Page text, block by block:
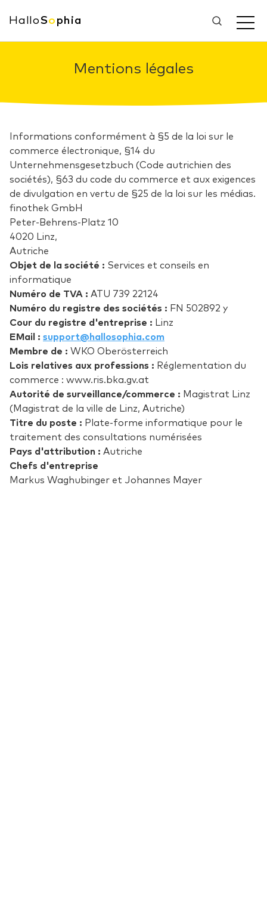
HalloSo phia
Mentions légales
Informations conformément à §5 de la loi sur le
commerce électronique, §14 du
Unternehmensgesetzbuch (Code autrichien des
sociétés), §63 du code du commerce et aux exigences
de divulgation en vertu de §25 de la loi sur les médias.
finothek GmbH
Peter-Behrens-Platz 10
4020 Linz,
Autriche
Objet de la société : Services et conseils en
informatique
Numéro de TVA : ATU 739 22124
Numéro du registre des sociétés : FN 502892 y
Cour du registre d'entreprise : Linz
EMail : support@hallosophia.com
Membre de : WKO Oberösterreich
Lois relatives aux professions : Réglementation du
commerce : www.ris.bka.gv.at
Autorité de surveillance/commerce : Magistrat Linz
(Magistrat de la ville de Linz, Autriche)
Titre du poste : Plate-forme informatique pour le
traitement des consultations numérisées
Pays d'attribution : Autriche
Chefs d'entreprise
Markus Waghubinger et Johannes Mayer